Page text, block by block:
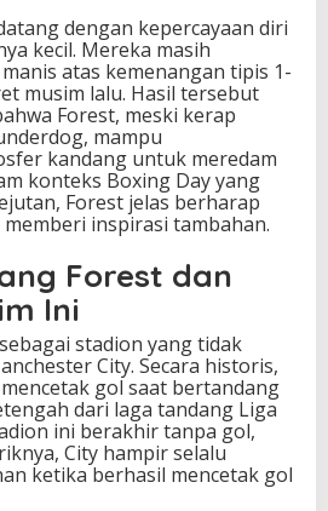
a
i
t
y
dengan kepercayaan diri
kecil. Mereka masih
atas kemenangan tipis 1-
musim lalu. Hasil tersebut
Forest, meski kerap
mampu
kandang untuk meredam
konteks Boxing Day yang
Forest jelas berharap
inspirasi tambahan.
Forest dan
Ini
stadion yang tidak
City. Secara historis,
gol saat bertandang
dari laga tandang Liga
ini berakhir tanpa gol,
City hampir selalu
ketika berhasil mencetak gol